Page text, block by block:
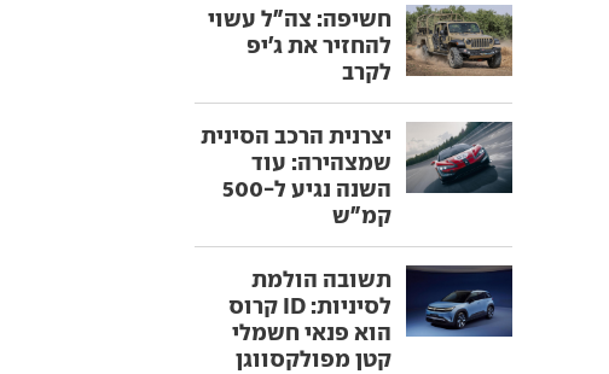
חשיפה: צה"ל עשוי
להחזיר את ג'יפ
לקרב
יצרנית הרכב הסינית
שמצהירה: עוד
השנה נגיע ל-500
קמ"ש
תשובה הולמת
לסיניות: ID קרוס
הוא פנאי חשמלי
קטן מפולקסווגן